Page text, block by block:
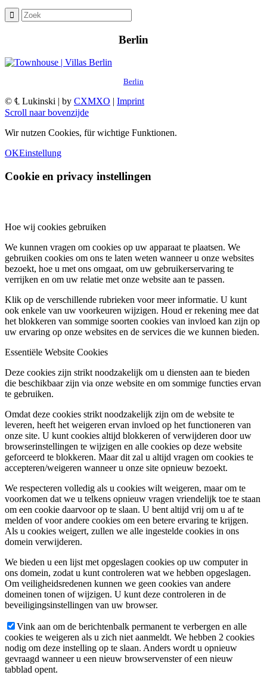
Berlin
Berlin
© ℄ Lukinski | by CXMXO | Imprint
Scroll naar bovenzijde
Wir nutzen Cookies, für wichtige Funktionen.
OKEinstellung
Cookie en privacy instellingen
Hoe wij cookies gebruiken
We kunnen vragen om cookies op uw apparaat te plaatsen. We
gebruiken cookies om ons te laten weten wanneer u onze websites
bezoekt, hoe u met ons omgaat, om uw gebruikerservaring te
verrijken en om uw relatie met onze website aan te passen.
Klik op de verschillende rubrieken voor meer informatie. U kunt
ook enkele van uw voorkeuren wijzigen. Houd er rekening mee dat
het blokkeren van sommige soorten cookies van invloed kan zijn op
uw ervaring op onze websites en de services die we kunnen bieden.
Essentiële Website Cookies
Deze cookies zijn strikt noodzakelijk om u diensten aan te bieden
die beschikbaar zijn via onze website en om sommige functies ervan
te gebruiken.
Omdat deze cookies strikt noodzakelijk zijn om de website te
leveren, heeft het weigeren ervan invloed op het functioneren van
onze site. U kunt cookies altijd blokkeren of verwijderen door uw
browserinstellingen te wijzigen en alle cookies op deze website
geforceerd te blokkeren. Maar dit zal u altijd vragen om cookies te
accepteren/weigeren wanneer u onze site opnieuw bezoekt.
We respecteren volledig als u cookies wilt weigeren, maar om te
voorkomen dat we u telkens opnieuw vragen vriendelijk toe te staan
om een cookie daarvoor op te slaan. U bent altijd vrij om u af te
melden of voor andere cookies om een betere ervaring te krijgen.
Als u cookies weigert, zullen we alle ingestelde cookies in ons
domein verwijderen.
We bieden u een lijst met opgeslagen cookies op uw computer in
ons domein, zodat u kunt controleren wat we hebben opgeslagen.
Om veiligheidsredenen kunnen we geen cookies van andere
domeinen tonen of wijzigen. U kunt deze controleren in de
beveiligingsinstellingen van uw browser.
Vink aan om de berichtenbalk permanent te verbergen en alle
cookies te weigeren als u zich niet aanmeldt. We hebben 2 cookies
nodig om deze instelling op te slaan. Anders wordt u opnieuw
gevraagd wanneer u een nieuw browservenster of een nieuw
tabblad opent.